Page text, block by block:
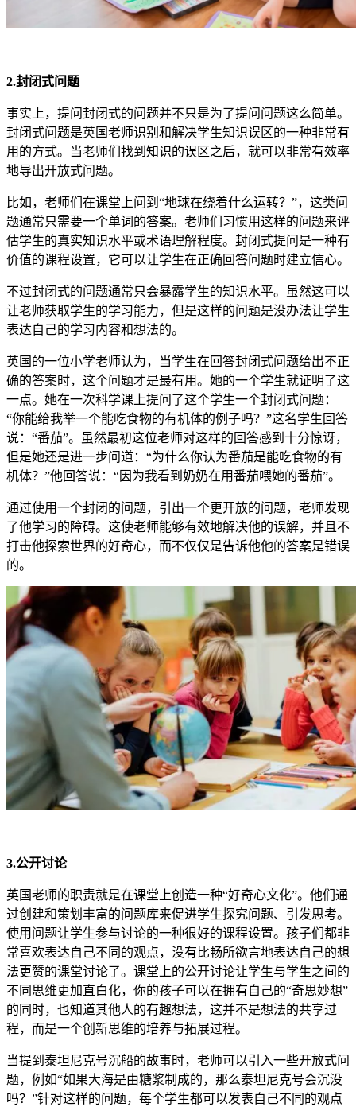
2.封闭式问题
事实上，提问封闭式的问题并不只是为了提问问题这么简单。
封闭式问题是英国老师识别和解决学生知识误区的一种非常有
用的方式。当老师们找到知识的误区之后，就可以非常有效率
地导出开放式问题。
比如，老师们在课堂上问到“地球在绕着什么运转？”，这类问
题通常只需要一个单词的答案。老师们习惯用这样的问题来评
估学生的真实知识水平或术语理解程度。封闭式提问是一种有
价值的课程设置，它可以让学生在正确回答问题时建立信心。
不过封闭式的问题通常只会暴露学生的知识水平。虽然这可以
让老师获取学生的学习能力，但是这样的问题是没办法让学生
表达自己的学习内容和想法的。
英国的一位小学老师认为，当学生在回答封闭式问题给出不正
确的答案时，这个问题才是最有用。她的一个学生就证明了这
一点。她在一次科学课上提问了这个学生一个封闭式问题：
“你能给我举一个能吃食物的有机体的例子吗？”这名学生回答
说：“番茄”。虽然最初这位老师对这样的回答感到十分惊讶，
但是她还是进一步问道：“为什么你认为番茄是能吃食物的有
机体？”他回答说：“因为我看到奶奶在用番茄喂她的番茄”。
通过使用一个封闭的问题，引出一个更开放的问题，老师发现
了他学习的障碍。这使老师能够有效地解决他的误解，并且不
打击他探索世界的好奇心，而不仅仅是告诉他他的答案是错误
的。
3.公开讨论
英国老师的职责就是在课堂上创造一种“好奇心文化”。他们通
过创建和策划丰富的问题库来促进学生探究问题、引发思考。
使用问题让学生参与讨论的一种很好的课程设置。孩子们都非
常喜欢表达自己不同的观点，没有比畅所欲言地表达自己的想
法更赞的课堂讨论了。课堂上的公开讨论让学生与学生之间的
不同思维更加直白化，你的孩子可以在拥有自己的“奇思妙想”
的同时，也知道其他人的有趣想法，这并不是想法的共享过
程，而是一个创新思维的培养与拓展过程。
当提到泰坦尼克号沉船的故事时，老师可以引入一些开放式问
题，例如“如果大海是由糖浆制成的，那么泰坦尼克号会沉没
吗？”针对这样的问题，每个学生都可以发表自己不同的观点